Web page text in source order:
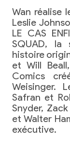
Wan réalise
Leslie
LE CAS
SQUAD, la
histoire
et Will
Comics
Weisinger.
Safran et
Snyder,
et Walter
exécutive.